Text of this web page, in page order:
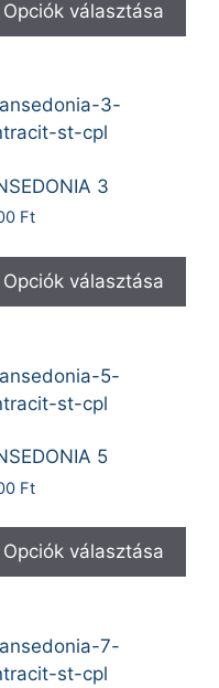
Opciók választása
3
Ft
Opciók választása
5
Ft
Opciók választása